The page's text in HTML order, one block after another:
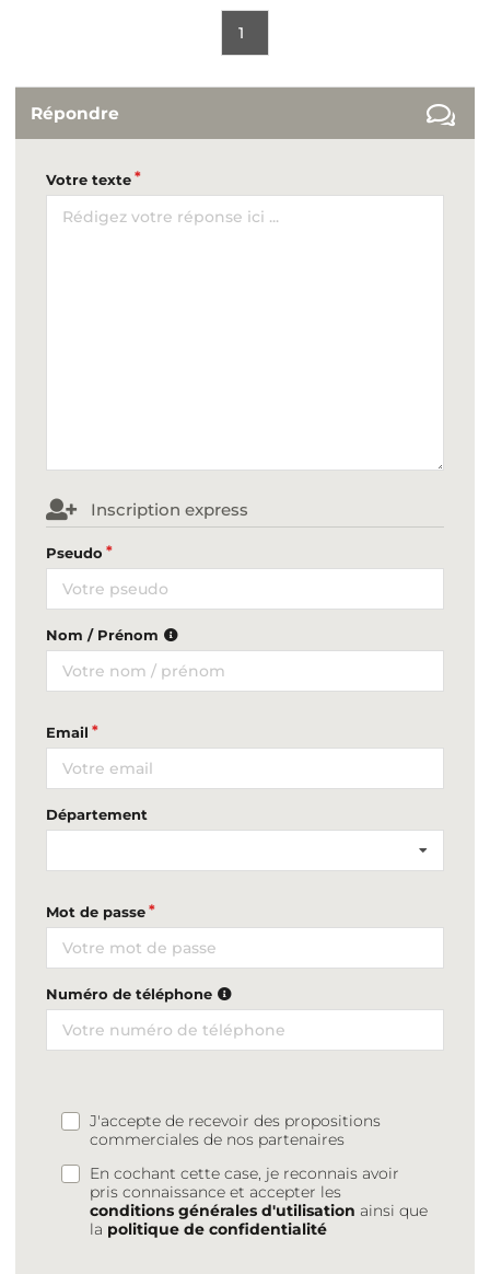
1
Répondre
Votre texte
Inscription express
Pseudo
Nom / Prénom
Email
Département
Mot de passe
Numéro de téléphone
J'accepte de recevoir des propositions
commerciales de nos partenaires
En cochant cette case, je reconnais avoir
pris connaissance et accepter les
conditions générales d'utilisation ainsi que
la politique de confidentialité